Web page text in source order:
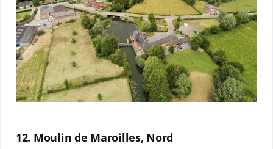
12. Moulin de Maroilles, Nord